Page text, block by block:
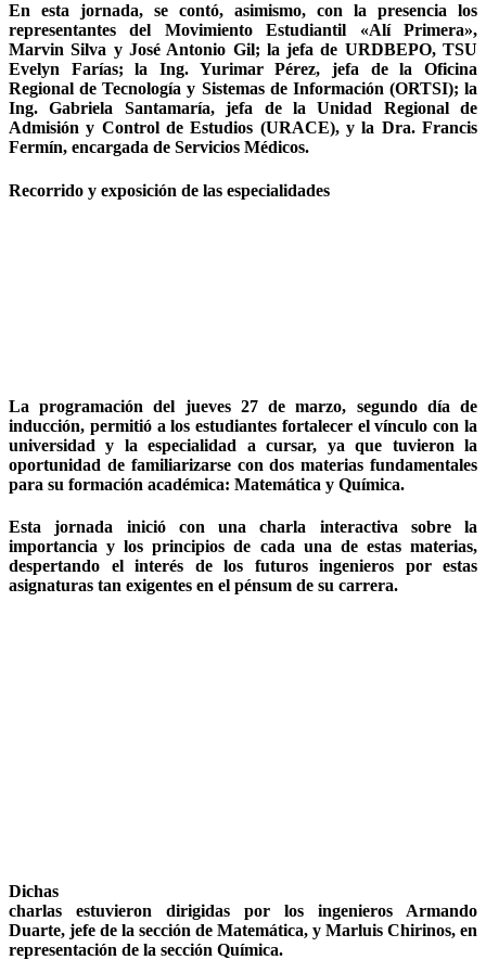
En esta jornada, se contó, asimismo, con la presencia los
representantes del Movimiento Estudiantil «Alí Primera»,
Marvin Silva y José Antonio Gil; la jefa de URDBEPO, TSU
Evelyn Farías; la Ing. Yurimar Pérez, jefa de la Oficina
Regional de Tecnología y Sistemas de Información (ORTSI); la
Ing. Gabriela Santamaría, jefa de la Unidad Regional de
Admisión y Control de Estudios (URACE), y la Dra. Francis
Fermín, encargada de Servicios Médicos.
Recorrido y exposición de las especialidades
La programación del jueves 27 de marzo, segundo día de
inducción, permitió a los estudiantes fortalecer el vínculo con la
universidad y la especialidad a cursar, ya que tuvieron la
oportunidad de familiarizarse con dos materias fundamentales
para su formación académica: Matemática y Química.
Esta jornada inició con una charla interactiva sobre la
importancia y los principios de cada una de estas materias,
despertando el interés de los futuros ingenieros por estas
asignaturas tan exigentes en el pénsum de su carrera.
Dichas
charlas estuvieron dirigidas por los ingenieros Armando
Duarte, jefe de la sección de Matemática, y Marluis Chirinos, en
representación de la sección Química.